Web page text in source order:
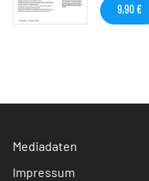
9,90 €
Mediadaten
Impressum